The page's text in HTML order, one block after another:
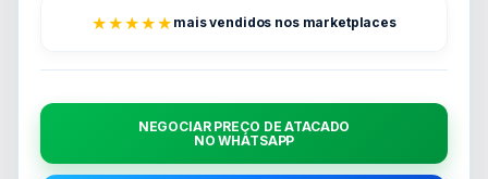
★★★★★ mais vendidos nos marketplaces
NEGOCIAR PREÇO DE ATACADO
NO WHATSAPP